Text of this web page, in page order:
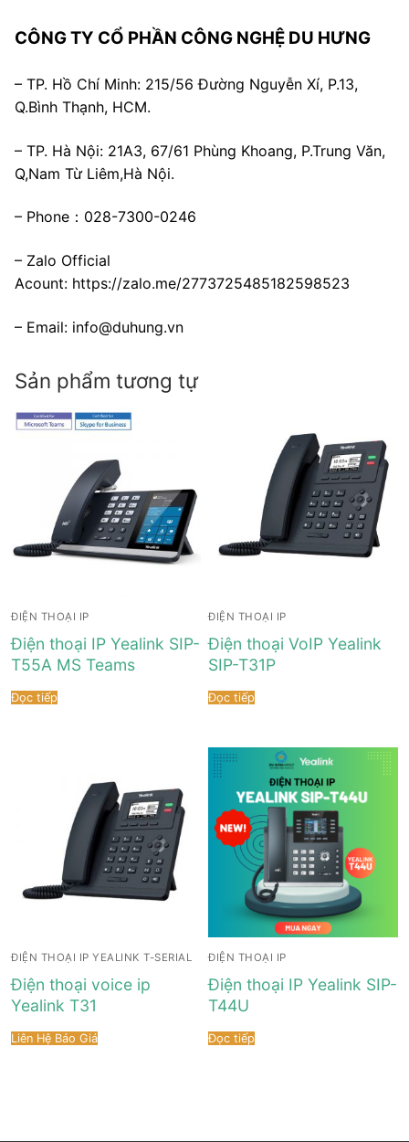
CÔNG TY CỔ PHẦN CÔNG NGHỆ DU HƯNG
– TP. Hồ Chí Minh: 215/56 Đường Nguyễn Xí, P.13,
Q.Bình Thạnh, HCM.
– TP. Hà Nội: 21A3, 67/61 Phùng Khoang, P.Trung Văn,
Q,Nam Từ Liêm,Hà Nội.
– Phone：028-7300-0246
– Zalo Official
Acount: https://zalo.me/2773725485182598523
– Email: info@duhung.vn
Sản phẩm tương tự
ĐIỆN THOẠI IP
Điện thoại IP Yealink SIP-
T55A MS Teams
Đọc tiếp
ĐIỆN THOẠI IP
Điện thoại VoIP Yealink
SIP-T31P
Đọc tiếp
ĐIỆN THOẠI IP YEALINK T-SERIAL
Điện thoại voice ip
Yealink T31
Liên Hệ Báo Giá
ĐIỆN THOẠI IP
Điện thoại IP Yealink SIP-
T44U
Đọc tiếp